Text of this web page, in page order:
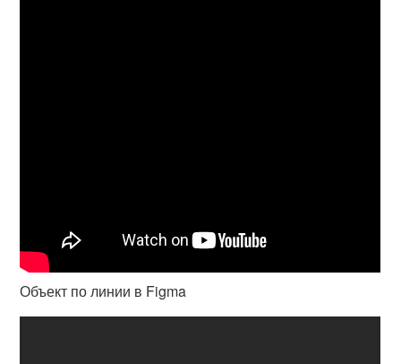
Объект по линии в Figma